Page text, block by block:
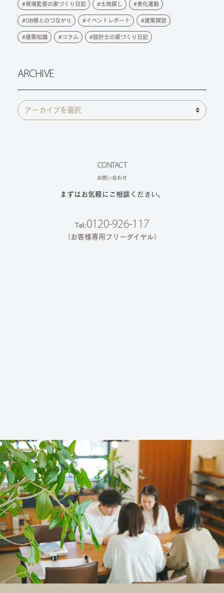
現場監督の家づくり日記 土地探し 美化運動
OB様とのつながり イベントレポート 建築探訪
建築知識 コラム 設計士の家づくり日記
ARCHIVE
CONTACT
お問い合わせ
まずはお気軽にご相談ください。
Tel:0120-926-117
（お客様専用フリーダイヤル）